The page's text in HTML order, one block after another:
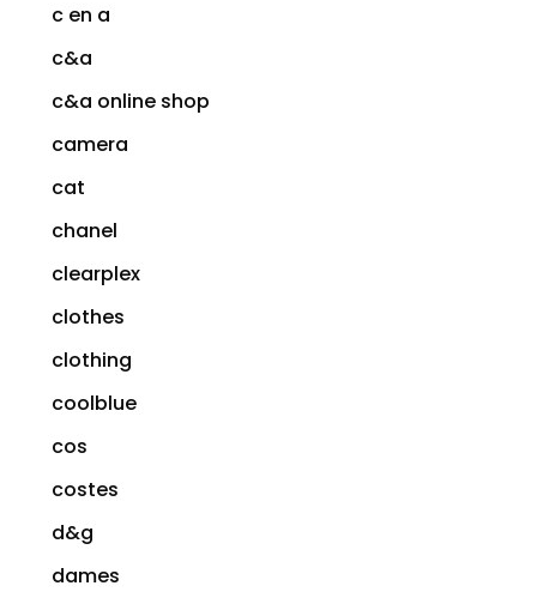
c en a
c&a
c&a online shop
camera
cat
chanel
clearplex
clothes
clothing
coolblue
cos
costes
d&g
dames